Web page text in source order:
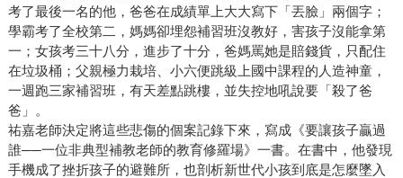
考了最後一名的他，爸爸在成績單上大大寫下「丟臉」兩個字；
學霸考了全校第二，媽媽卻埋怨補習班沒教好，害孩子沒能拿第
一；女孩考三十八分，進步了十分，爸媽罵她是賠錢貨，只配住
在垃圾桶；父親極力栽培、小六便跳級上國中課程的人造神童，
一週跑三家補習班，有天差點跳樓，並失控地吼說要「殺了爸
爸」。
祐嘉老師決定將這些悲傷的個案記錄下來，寫成《要讓孩子贏過
誰──一位非典型補教老師的教育修羅場》一書。在書中，他發現
手機成了挫折孩子的避難所，也剖析新世代小孩到底是怎麼墜入